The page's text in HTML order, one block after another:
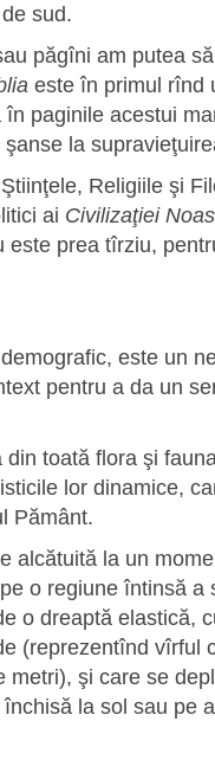
sud.
păgîni am putea
este în primul rînd
paginile acestui
şanse la
Religiile şi
ai Civilizaţiei
este prea tîrziu,
este un
pentru a da un
din toată flora şi
lor dinamice,
Pământ.
alcătuită la un
o regiune întinsă
o dreaptă elastică,
(reprezentînd vîrful
metri), şi care se
la sol sau pe